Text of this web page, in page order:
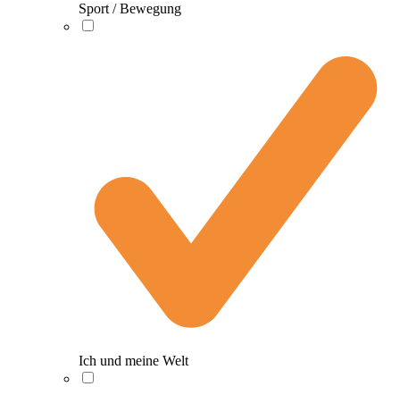
Sport / Bewegung
Ich und meine Welt